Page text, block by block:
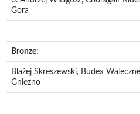
Gora
Bronze:
Blažej Skreszewski, Budex
Gniezno